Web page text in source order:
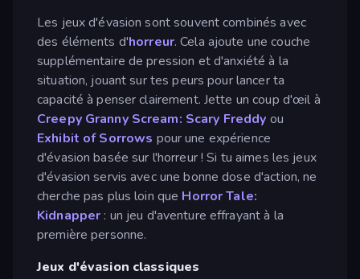
Les jeux d'évasion sont souvent combinés avec
des éléments d'horreur. Cela ajoute une couche
supplémentaire de pression et d'anxiété à la
situation, jouant sur tes peurs pour lancer ta
capacité à penser clairement. Jette un coup d'œil à
Creepy Granny Scream: Scary Freddy ou
Exhibit of Sorrows pour une expérience
d'évasion basée sur l'horreur ! Si tu aimes les jeux
d'évasion servis avec une bonne dose d'action, ne
cherche pas plus loin que Horror Tale:
Kidnapper : un jeu d'aventure effrayant à la
première personne.
Jeux d'évasion classiques